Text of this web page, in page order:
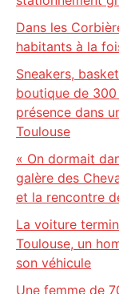
Dans les
habitants à la
Sneakers,
boutique de 300
présence dans
Toulouse
« On dormait
galère des
et la rencontre
La voiture
Toulouse, un
son véhicule
Une femme de